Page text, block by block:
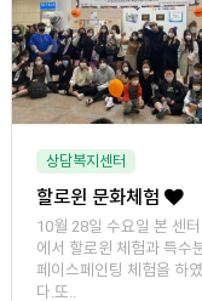
상담복지센터
할로윈 문화체험
10월 28일 수요일 본 센
에서 할로윈 체험과 특수
페이스페인팅 체험을 하
다.또..